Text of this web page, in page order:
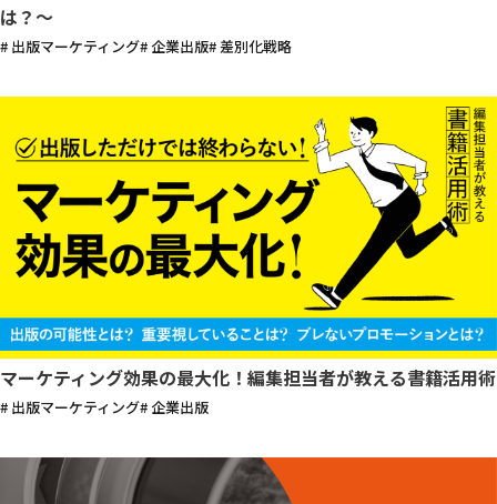
は？〜
# 出版マーケティング# 企業出版# 差別化戦略
マーケティング効果の最大化！編集担当者が教える書籍活用術
# 出版マーケティング# 企業出版